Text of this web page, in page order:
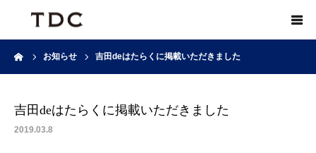
お知らせ 吉田deはたらくに掲載いただきました
吉田deはたらくに掲載いただきました
2019.03.8
ご挨拶